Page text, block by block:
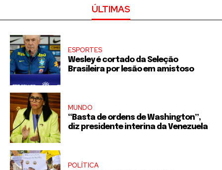
ÚLTIMAS
ESPORTES
Wesley é cortado da Seleção
Brasileira por lesão em amistoso
MUNDO
“Basta de ordens de Washington”,
diz presidente interina da Venezuela
POLÍTICA